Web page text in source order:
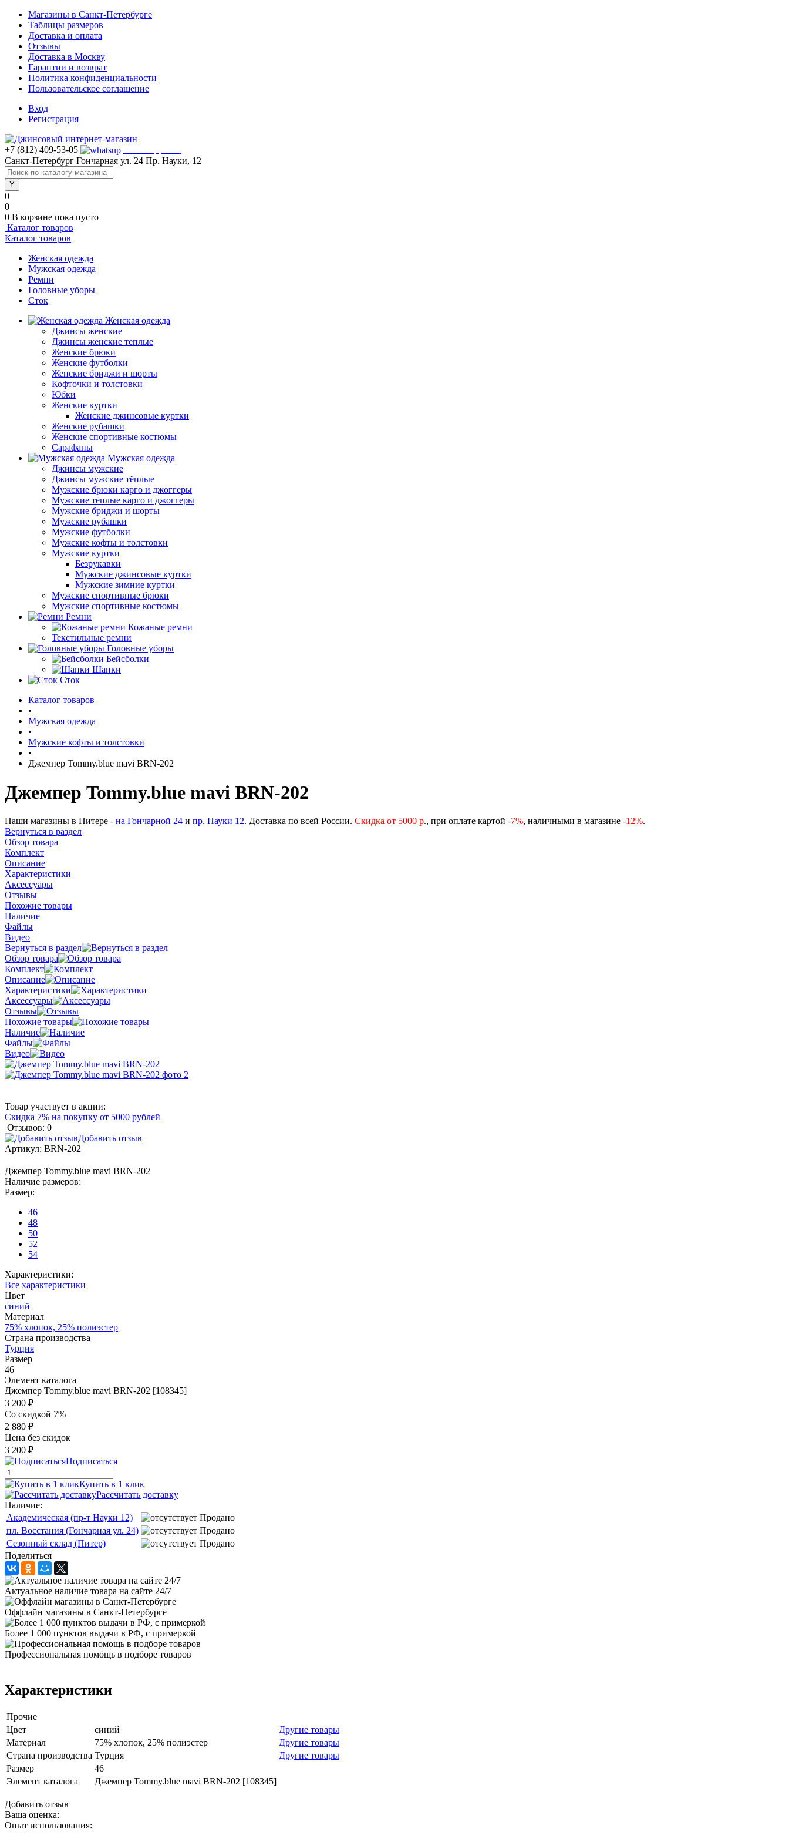
Магазины в Санкт-Петербурге
Таблицы размеров
Доставка и оплата
Отзывы
Доставка в Москву
Гарантии и возврат
Политика конфиденциальности
Пользовательское соглашение
Вход
Регистрация
+7 (812) 409-53-05
Санкт-Петербург Гончарная ул. 24 Пр. Науки, 12
0
0
0 В корзине пока пусто
Каталог товаров
Каталог товаров
Женская одежда
Мужская одежда
Ремни
Головные уборы
Сток
Женская одежда
Джинсы женские
Джинсы женские теплые
Женские брюки
Женские футболки
Женские бриджи и шорты
Кофточки и толстовки
Юбки
Женские куртки
Женские джинсовые куртки
Женские рубашки
Женские спортивные костюмы
Сарафаны
Мужская одежда
Джинсы мужские
Джинсы мужские тёплые
Мужские брюки карго и джоггеры
Мужские тёплые карго и джоггеры
Мужские бриджи и шорты
Мужские рубашки
Мужские футболки
Мужские кофты и толстовки
Мужские куртки
Безрукавки
Мужские джинсовые куртки
Мужские зимние куртки
Мужские спортивные брюки
Мужские спортивные костюмы
Ремни
Кожаные ремни
Текстильные ремни
Головные уборы
Бейсболки
Шапки
Сток
Каталог товаров
•
Мужская одежда
•
Мужские кофты и толстовки
•
Джемпер Tommy.blue mavi BRN-202
Джемпер Tommy.blue mavi BRN-202
Наши магазины в Питере - на Гончарной 24 и пр. Науки 12. Доставка по всей России. Скидка от 5000 р., при оплате картой -7%, наличными в магазине -12%.
Вернуться в раздел
Обзор товара
Комплект
Описание
Характеристики
Аксессуары
Отзывы
Похожие товары
Наличие
Файлы
Видео
Вернуться в раздел
Обзор товара
Комплект
Описание
Характеристики
Аксессуары
Отзывы
Похожие товары
Наличие
Файлы
Видео
Товар участвует в акции:
Скидка 7% на покупку от 5000 рублей
Отзывов: 0
Добавить отзыв
Артикул: BRN-202
Джемпер Tommy.blue mavi BRN-202
Наличие размеров:
Размер:
46
48
50
52
54
Характеристики:
Все характеристики
Цвет
синий
Материал
75% хлопок, 25% полиэстер
Страна производства
Турция
Размер
46
Элемент каталога
Джемпер Tommy.blue mavi BRN-202 [108345]
3 200 ₽
Со скидкой 7%
2 880 ₽
Цена без скидок
3 200 ₽
Подписаться
Купить в 1 клик
Рассчитать доставку
Наличие:
Академическая (пр-т Науки 12)
Продано
пл. Восстания (Гончарная ул. 24)
Продано
Сезонный склад (Питер)
Продано
Поделиться
Актуальное наличие товара на сайте 24/7
Оффлайн магазины в Санкт-Петербурге
Более 1 000 пунктов выдачи в РФ, с примеркой
Профессиональная помощь в подборе товаров
Характеристики
Прочие
Цвет
синий
Другие товары
Материал
75% хлопок, 25% полиэстер
Другие товары
Страна производства Турция
Другие товары
Размер
46
Элемент каталога
Джемпер Tommy.blue mavi BRN-202 [108345]
Добавить отзыв
Ваша оценка:
Опыт использования: